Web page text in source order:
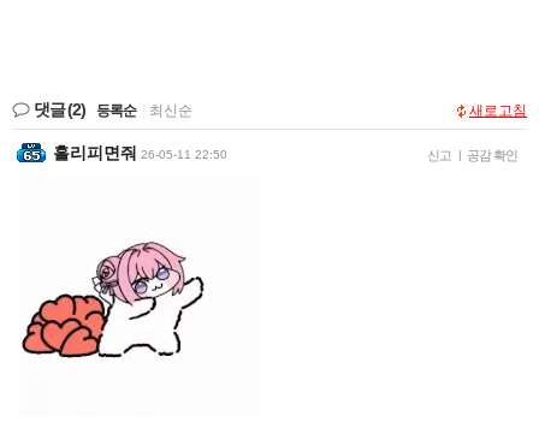
댓글(2) 등록순 최신순 새로고침
홀리피면줘 26-05-11 22:50 신고 | 공감 확인